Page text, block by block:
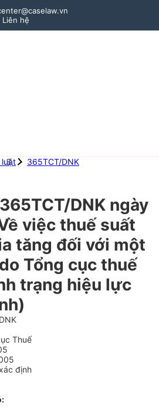
Liên hệ
luật 365TCT/DNK
DNK ngày
việc thuế suất
tăng đối với một
Tổng cục thuế
trạng hiệu lực
Thuế
định